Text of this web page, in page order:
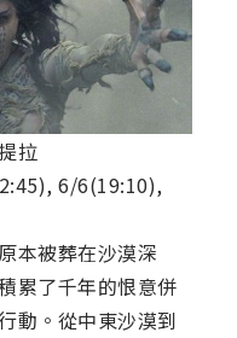
拉
6/6(19:10),
被葬在沙漠深
累了千年的恨意併
動。從中東沙漠到